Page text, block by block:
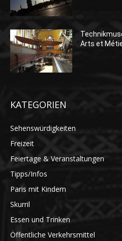
Arts et
KATEGORIEN
Sehenswürdigkeiten
Freizeit
Feiertage & Veranstaltungen
Tipps/Infos
Paris mit Kindern
Skurril
Essen und Trinken
Öffentliche Verkehrsmittel